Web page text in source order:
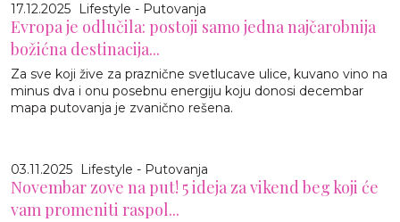
17.12.2025 Lifestyle - Putovanja
Evropa je odlučila: postoji samo jedna najčarobnija
božićna destinacija...
Za sve koji žive za praznične svetlucave ulice, kuvano vino na
minus dva i onu posebnu energiju koju donosi decembar
mapa putovanja je zvanično rešena.
03.11.2025 Lifestyle - Putovanja
Novembar zove na put! 5 ideja za vikend beg koji će
vam promeniti raspol...